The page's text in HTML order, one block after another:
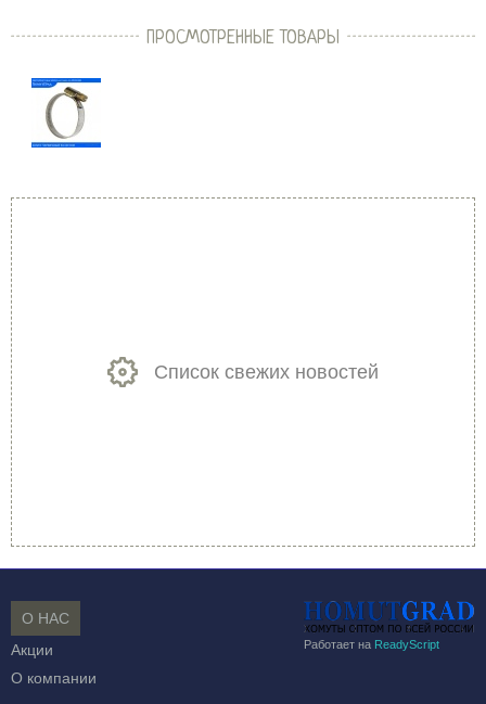
ПРОСМОТРЕННЫЕ ТОВАРЫ
Список свежих новостей
Работает на ReadyScript
О НАС
Акции
О компании